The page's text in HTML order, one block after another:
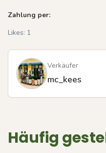
Zahlung per:
Likes: 1
Verkäufer
mc_kees
Häufig